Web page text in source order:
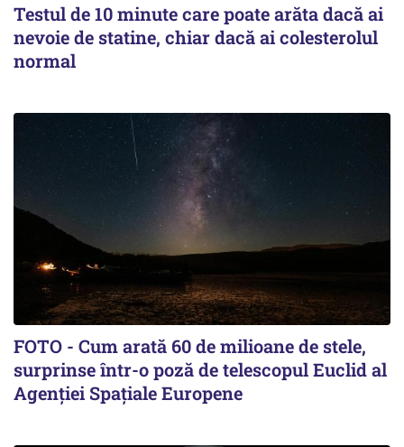
Testul de 10 minute care poate arăta dacă ai
nevoie de statine, chiar dacă ai colesterolul
normal
FOTO - Cum arată 60 de milioane de stele,
surprinse într-o poză de telescopul Euclid al
Agenției Spațiale Europene